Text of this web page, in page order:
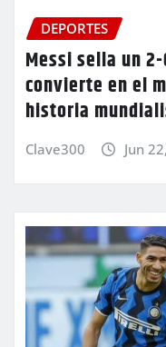
DEPORTES
Messi sella un
convierte en el
historia
Clave300 Jun